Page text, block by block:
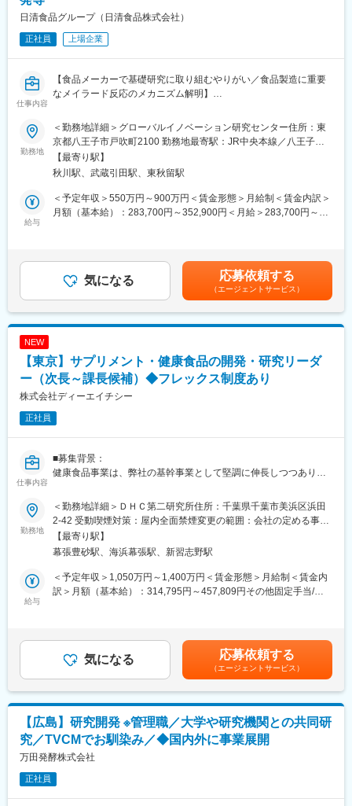
・年齢や役職など関係なく、新しい提案や自分の意見を言える会
合わせた品ぞろえなど顧客ニーズにお応えることにこだわってサ
ービスを展開している。
羅する「総合流通企画会社」への転身を遂げた。近年はドラッグ
ストア大手のウェルシアホールディングスなどへワイン・弁当・
ビニ業界の中でメーカーとしての機能を果たし、独自路線を確立
している。
日清食品グループ（日清食品株式会社）
正社員 上場企業
仕事内容
【食品メーカーで基礎研究に取り組むやりがい／食品製造に重要
なメイラード反応のメカニズム解明】
■職務内容：
健康科学研究部にて、メイラード反応生成物の深耕研究や、新規
機能性成分の探索など、基礎研究を携わっていただきます。
＜具体的な業務内容＞
・加熱加工工程で起こるメイラード反応生成物の深耕研究
（機能性探索、呈味への影響、反応制御への応用研究等）
等）に対する分析法開発
・食物アレルゲン検査法の開発
→食品安全上の高いリスクの一斉分析法や分定法を開発
・反応が複雑で多段階に渡るため、反応メカニズムが解明されて
いません。
■働く環境：
・残業時間：20h程度（研究所平均）
・スーパーフレックス制度あり（コアタイム無）※一部事業所除く
・八王子駅から社員専用無料シャトルバスあり
■配属部署：
■グローバルイノベーション研究センターについて：
当社の研究拠点である、「the WAVE」は、グローバルイノベーシ
ています。
その中で、グローバルイノベーション研究センターでは、日清食
品グループが成長するためのドライブコアとなる新しい技術を生
み出しています。即席麺類だけでなく、チルド （冷蔵） や冷凍食
品、ライス商品、菓子や乳酸菌飲食料品の開発機能を集結し、ジ
ャンルの垣根を越えてさまざまな技術を融合させることで、未来
に向けた新規技術の創出を行っています。
勤務地
＜勤務地詳細＞グローバルイノベーション研究センター住所：東
京都八王子市戸吹町2100 勤務地最寄駅：JR中央本線／八王子駅
受動喫煙対策：屋内全面禁煙変更の範囲：会社の定める事業所
（リモートワーク含む）
【最寄り駅】
秋川駅、武蔵引田駅、東秋留駅
給与
＜予定年収＞550万円～900万円＜賃金形態＞月給制＜賃金内訳＞
月額（基本給）：283,700円～352,900円＜月給＞283,700円～
与あり）※基本給6～8ヶ月程度賃金はあくまでも目安の金額であ
り、選考を通じて上下する可能性があります。月給(月額)は固定手
当を含めた表記です。
気になる 応募依頼する
（エージェントサービス）
NEW
【東京】サプリメント・健康食品の開発・研究リーダ
ー（次長～課長候補）◆フレックス制度あり
株式会社ディーエイチシー
正社員
仕事内容
■募集背景：
健康食品事業は、弊社の基幹事業として堅調に伸長しつつありま
ら、製品開発活動を加速していきたく、募集を行います。
当社は国内では数多いアイテムを販売中であり、現在ではアジア
地区で販売する製品のラインアップも増やしております。会社の
成長エンジンである開発部門のメンバーを拡充し、事業の飛躍的
な成長を目指し今後も活動を継続予定です。
これらを進めていく上でテーマ並びにメンバーのマネジメントは
重要であり、今回は開発・研究グループのマネジメントを行える
サプリメントを中心とする健康食品開発業務のマネジメント職で
す。現在の製品開発における担当業務を下記に列挙しますが、こ
・国内向けサプリメント他の健康食品の開発～上市にいたる開発
業務
・海外向けサプリメント他の健康食品の開発～上市にいたる開発
業務
・国内並びに海外のペット用サプリメント並びに食品の開発～上
市にいたる開発業務を
なお、本開発業務に関連する処方設計や有効性・安定性の評価、
勤務地
＜勤務地詳細＞ＤＨＣ第二研究所住所：千葉県千葉市美浜区浜田
2-42 受動喫煙対策：屋内全面禁煙変更の範囲：会社の定める事業
所（リモートワーク含む）
【最寄り駅】
幕張豊砂駅、海浜幕張駅、新習志野駅
給与
＜予定年収＞1,050万円～1,400万円＜賃金形態＞月給制＜賃金内
訳＞月額（基本給）：314,795円～457,809円その他固定手当/
有＜残業手当＞有＜給与補足＞■昇給：年1回■賞与：年2回※その
他固定手当：役職手当■想定年収●次長格 1,300万円～●課長
格 1,050万円～賃金はあくまでも目安の金額であり、選考を
通じて上下する可能性があります。月給(月額)は固定手当を含めた
表記です。
気になる 応募依頼する
（エージェントサービス）
【広島】研究開発 ※管理職／大学や研究機関との共同研
究／TVCMでお馴染み／◆国内外に事業展開
万田発酵株式会社
正社員